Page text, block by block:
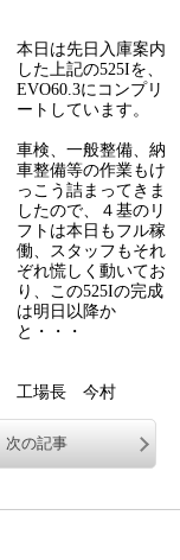
本日は先日入庫案内
した上記の525Iを、
EVO60.3にコンプリ
ートしています。
車検、一般整備、納
車整備等の作業もけ
っこう詰まってきま
したので、４基のリ
フトは本日もフル稼
働、スタッフもそれ
ぞれ慌しく動いてお
り、この525Iの完成
は明日以降か
と・・・
工場長 今村
次の記事